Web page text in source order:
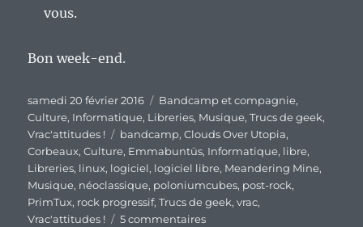
vous.
Bon week-end.
Publié
le
samedi 20 février 2016 Catégories
Bandcamp et compagnie,
Culture, Informatique, Libreries, Musique,Trucs de geek,
Vrac'attitudes !
Étiquettes
bandcamp,Clouds Over Utopia,
Corbeaux,Culture, Emmabuntüs, Informatique, libre,
Libreries, linux, logiciel, logiciel libre, Meandering Mine,
Musique, néoclassique, poloniumcubes, post-rock,
PrimTux, rock progressif,Trucs de geek,vrac,
Vrac'attitudes !
5 commentairessur